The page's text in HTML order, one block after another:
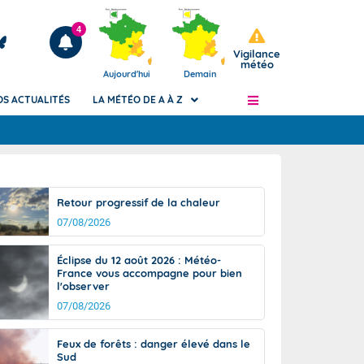
Articles
4
Aujourd'hui Demain
Vigilance
météo
de
Phénomènes dangereux de J+2 à J+7
Avertissement pluies intenses à l'échelle
des communes (Apic)
Bulletins Marine
Bulletins d'estimation du risque
d'avalanche
Météo des forêts
Vigicrues
ACTUALITÉS LA MÉTÉO DE A À Z
Retour progressif de la chaleur
07/08/2026
Éclipse du 12 août 2026 : Météo-
France vous accompagne pour bien
l'observer
07/08/2026
Feux de forêts : danger élevé dans le
Sud